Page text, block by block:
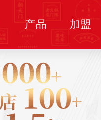
产品 加盟